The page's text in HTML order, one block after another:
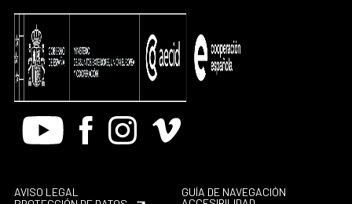
Youtube FacebookInstagram
Vimeo
AVISO LEGAL
GUÍA DE NAVEGACIÓN